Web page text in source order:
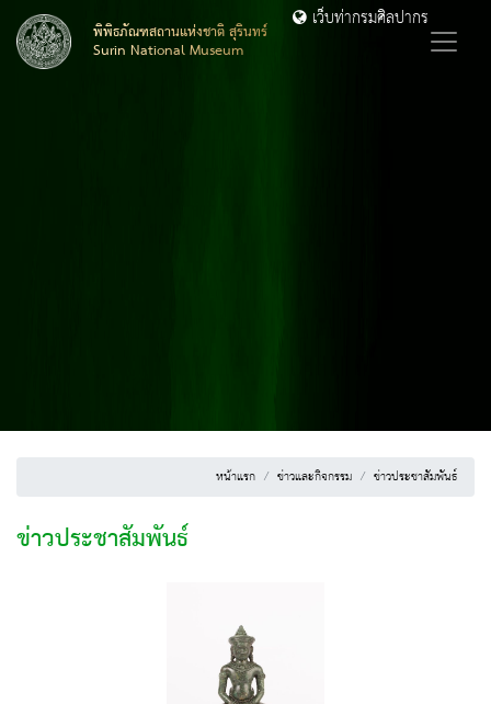
พิพิธภัณฑสถานแห่งชาติ สุรินทร์
Surin National Museum
เว็บท่ากรมศิลปากร
หน้าแรก ข่าวและกิจกรรม ข่าวประชาสัมพันธ์
ข่าวประชาสัมพันธ์